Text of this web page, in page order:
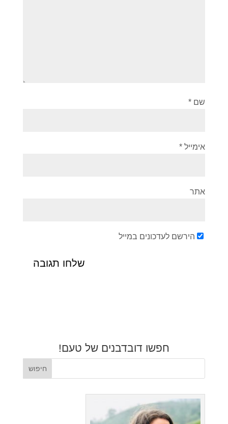
שם *
אימייל *
אתר
הירשם לעדכונים במייל
חפשו דובדבנים של טעם!